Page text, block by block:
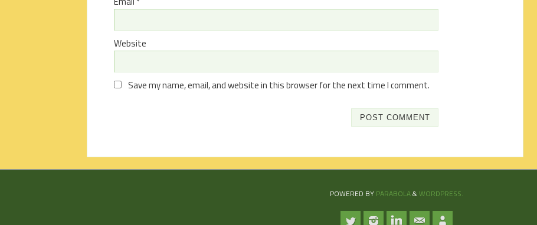
Website
Save my name, email, and website in this browser for the next time I comment.
POWERED BY PARABOLA&WORDPRESS.